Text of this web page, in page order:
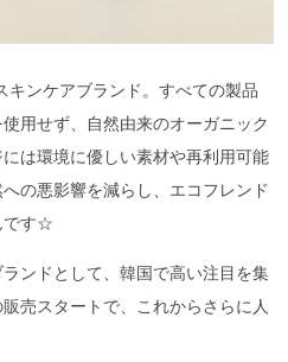
キンケアブランド。すべての製品
用せず、自然由来のオーガニック
は環境に優しい素材や再利用可能
の悪影響を減らし、エコフレンド
です☆
ンドとして、韓国で高い注目を集
売スタートで、これからさらに人